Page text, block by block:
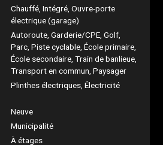
Chauffé, Intégré, Ouvre-porte
électrique (garage)
Autoroute, Garderie/CPE, Golf,
Parc, Piste cyclable, École primaire,
École secondaire, Train de banlieue,
Transport en commun, Paysager
Plinthes électriques, Électricité
Neuve
Municipalité
À étages